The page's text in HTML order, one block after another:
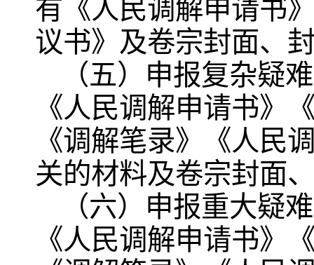
有《人民调解申请书
议书》及卷宗封面、
（五）申报复杂疑
《人民调解申请书》
《调解笔录》《人民
关的材料及卷宗封面
（六）申报重大疑
《人民调解申请书》